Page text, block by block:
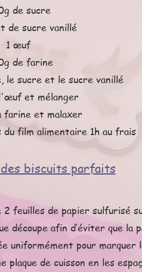
de sucre
de sucre vanillé
1 œuf
de farine
le sucre et le sucre vanillé
et mélanger
farine et malaxer
du film alimentaire 1h au frais
biscuits parfaits
feuilles de papier sulfurisé
découpe afin d’éviter que la
uniformément pour marquer
plaque de cuisson en les